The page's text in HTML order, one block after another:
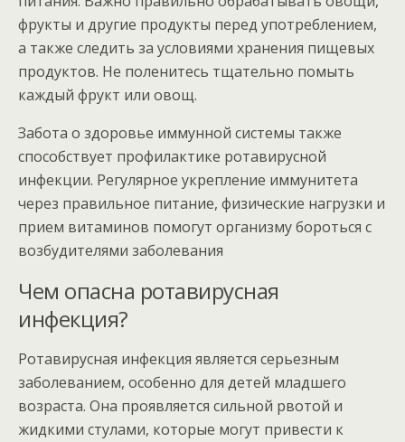
фрукты и другие продукты перед употреблением,
а также следить за условиями хранения пищевых
продуктов. Не поленитесь тщательно помыть
каждый фрукт или овощ.
Забота о здоровье иммунной системы также
способствует профилактике ротавирусной
инфекции. Регулярное укрепление иммунитета
через правильное питание, физические нагрузки и
прием витаминов помогут организму бороться с
возбудителями заболевания
Чем опасна ротавирусная
инфекция?
Ротавирусная инфекция является серьезным
заболеванием, особенно для детей младшего
возраста. Она проявляется сильной рвотой и
жидкими стулами, которые могут привести к